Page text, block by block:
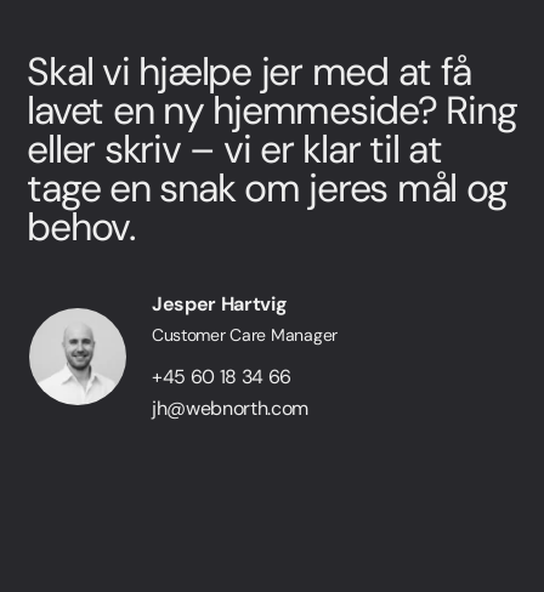
Skal vi hjælpe jer med at få
lavet en ny hjemmeside? Ring
eller skriv – vi er klar til at
tage en snak om jeres mål og
behov.
Jesper Hartvig
Customer Care Manager
+45 60 18 34 66
jh@webnorth.com